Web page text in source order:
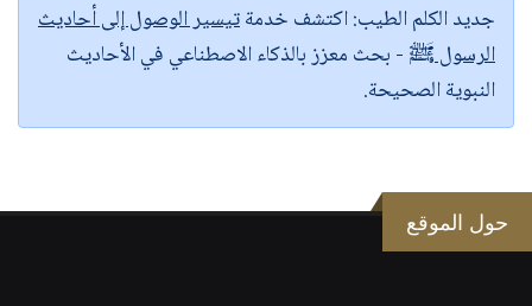
جديد الكلم الطيب:اكتشف خدمةتيسير الوصول إلى أحاديث
الرسول ﷺ - بحث معزز بالذكاء الاصطناعي في الأحاديث
النبوية الصحيحة.
حول الموقع